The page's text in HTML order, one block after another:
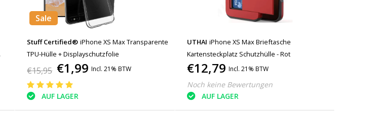
Sale
Stuff Certified® iPhone XS Max Transparente
TPU-Hülle + Displayschutzfolie
€15,95 €1,99 Incl. 21% BTW
AUF LAGER
UTHAI iPhone XS Max Brieftasche
Kartensteckplatz Schutzhülle - Rot
€12,79 Incl. 21% BTW
Noch keine Bewertungen
AUF LAGER